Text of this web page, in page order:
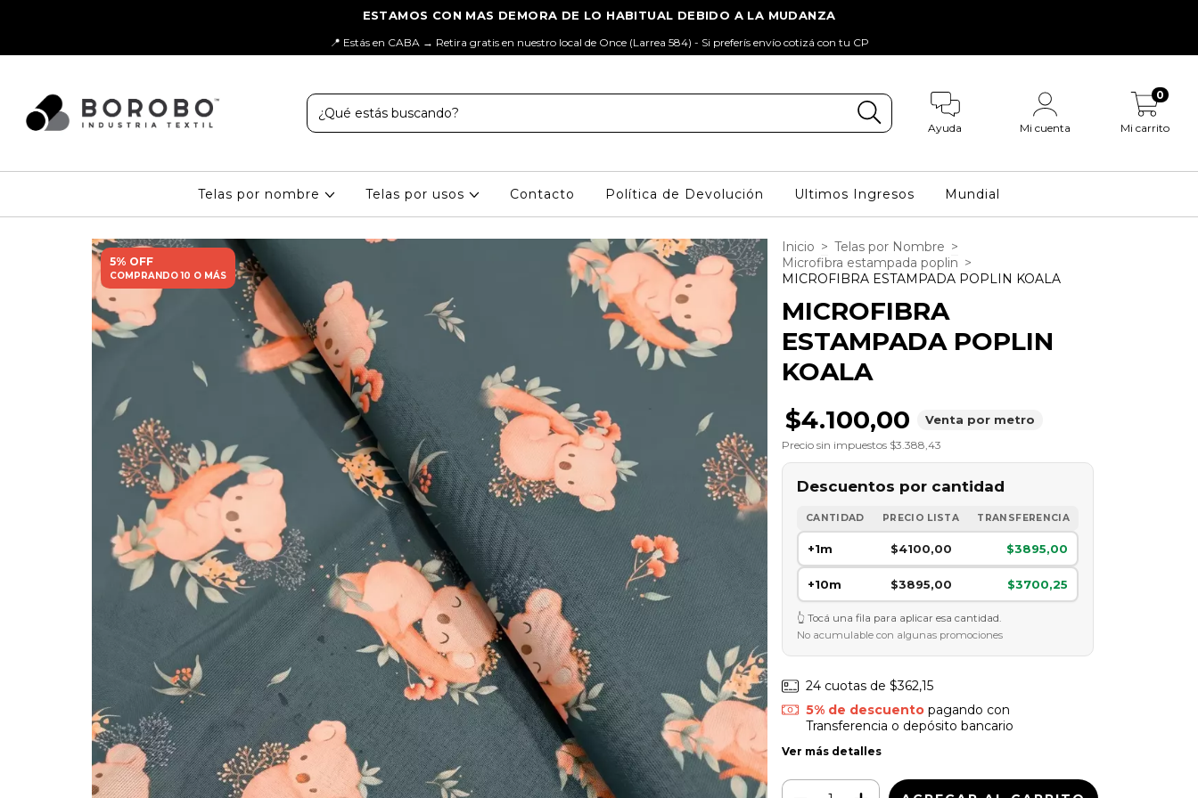
📍 Estás en CABA → Retira gratis en nuestro local de Once (Larrea 584) - Si preferís envío cotizá con tu CP
Ayuda Mi cuenta Mi carrito
0
Telas por nombre Telas por usos Contacto Política de Devolución Ultimos Ingresos Mundial
5% OFF
COMPRANDO 10 O MÁS
Inicio > Telas por Nombre >
Microfibra estampada poplin >
MICROFIBRA ESTAMPADA POPLIN KOALA
MICROFIBRA
ESTAMPADA POPLIN
KOALA
$4.100,00
Venta por metro
Precio sin impuestos $3.388,43
Descuentos por cantidad
CANTIDAD PRECIO LISTA TRANSFERENCIA
+1m $4100,00 $3895,00
+10m $3895,00 $3700,25
Tocá una fila para aplicar esa cantidad.
No acumulable con algunas promociones
24 cuotas de $362,15
5% de descuentopagando con
Transferencia o depósito bancario
Ver más detalles